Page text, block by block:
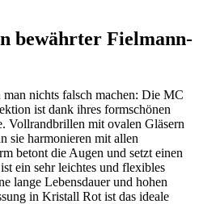
bewährter Fielmann-
nichts falsch machen: Die MC
ist dank ihres formschönen
Vollrandbrillen mit ovalen Gläsern
sie harmonieren mit allen
betont die Augen und setzt einen
ein sehr leichtes und flexibles
lange Lebensdauer und hohen
in Kristall Rot ist das ideale